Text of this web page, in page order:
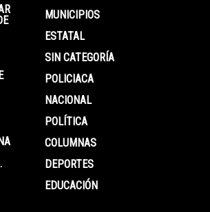
MUNICIPIOS
ESTATAL
SIN CATEGORÍA
POLICIACA
NACIONAL
POLÍTICA
COLUMNAS
DEPORTES
EDUCACIÓN